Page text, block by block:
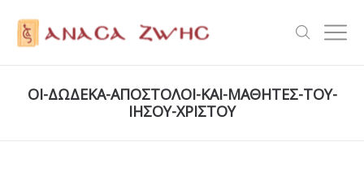
ΟΙ-ΔΩΔΕΚΑ-ΑΠΟΣΤΟΛΟΙ-ΚΑΙ-ΜΑΘΗΤΕΣ-ΤΟΥ-
ΙΗΣΟΥ-ΧΡΙΣΤΟΥ